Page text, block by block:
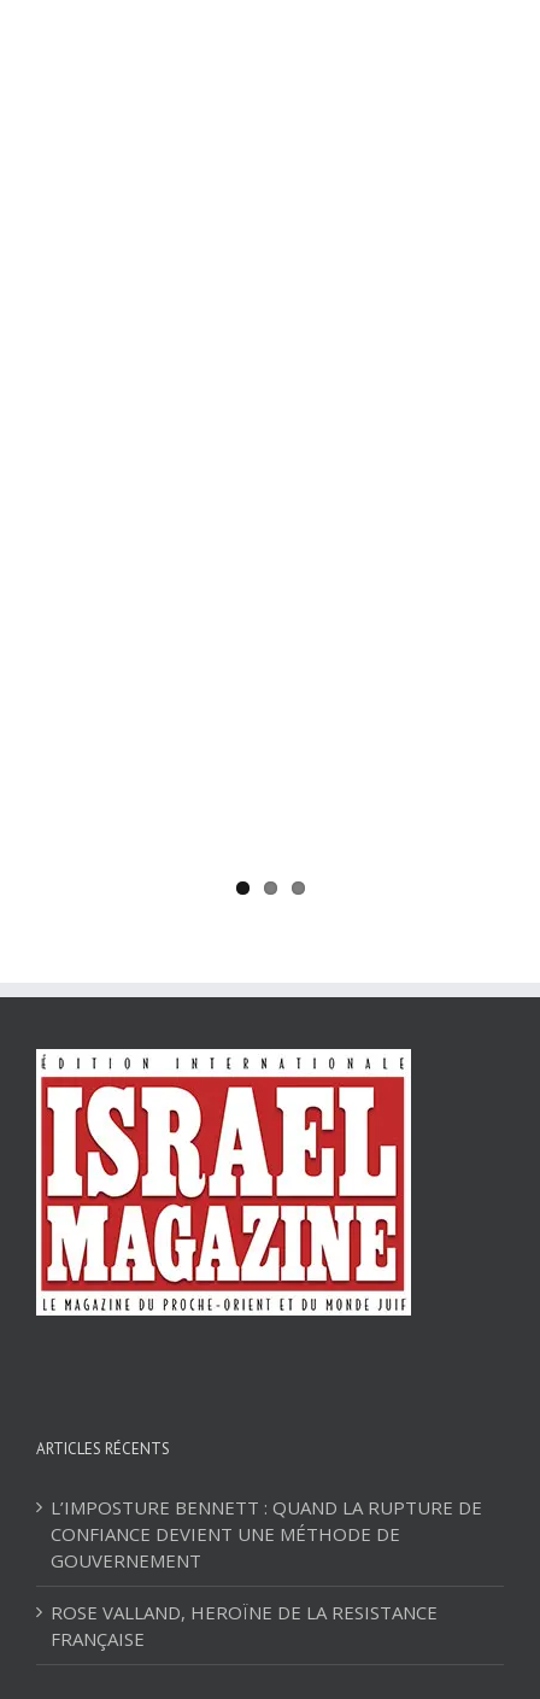
ARTICLES RÉCENTS
L’IMPOSTURE BENNETT : QUAND LA RUPTURE DE
CONFIANCE DEVIENT UNE MÉTHODE DE
GOUVERNEMENT
ROSE VALLAND, HEROÏNE DE LA RESISTANCE
FRANÇAISE